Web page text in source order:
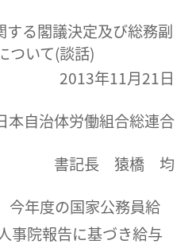
る閣議決定及び総務副
ついて(談話)
2013年11月21日
本自治体労働組合総連合
書記長 猿橋 均
年度の国家公務員給
事院報告に基づき給与